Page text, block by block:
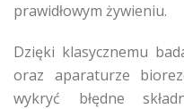
prawidłowym żywieniu.
Dzięki klasycznemu
oraz aparaturze
wykryć błędne